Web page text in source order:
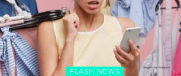
FLASH NEWS